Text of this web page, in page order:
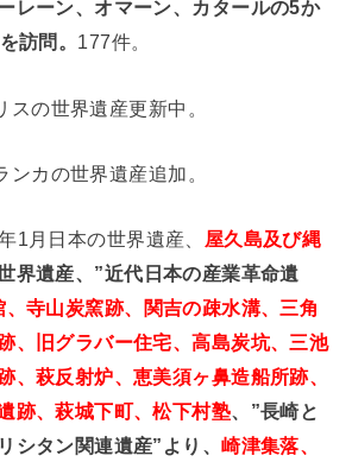
レーン、オマーン、カタールの5か
訪問。 177件。
の世界遺産更新中。
カの世界遺産追加。
1月日本の世界遺産、 屋久島及び縄
界遺産、”近代日本の産業革命遺
、寺山炭窯跡、関吉の疎水溝、三角
、旧グラバー住宅、高島炭坑、三池
、萩反射炉、恵美須ヶ鼻造船所跡、
跡、萩城下町、松下村塾、”長崎と
シタン関連遺産”より、崎津集落、